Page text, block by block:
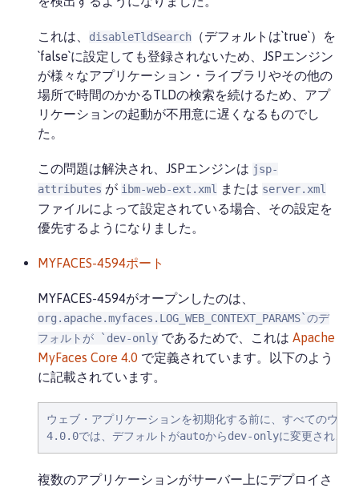
これは、 disableTldSearch （デフォルトは`true`）を
`false`に設定しても登録されないため、JSPエンジン
が様々なアプリケーション・ライブラリやその他の
場所で時間のかかるTLDの検索を続けるため、アプ
リケーションの起動が不用意に遅くなるものでし
た。
この問題は解決され、JSPエンジンは jsp-
attributes が ibm-web-ext.xml または server.xml
ファイルによって設定されている場合、その設定を
優先するようになりました。
MYFACES-4594ポート
MYFACES-4594がオープンしたのは、
org.apache.myfaces.LOG_WEB_CONTEXT_PARAMS`のデ
フォルトが `dev-only であるためで、これは Apache
MyFaces Core 4.0 で定義されています。以下のよう
に記載されています。
ウェブ・アプリケーションを初期化する前に、すべてのウ
4.0.0では、デフォルトがautoからdev-onlyに変更され、本
複数のアプリケーションがサーバー上にデプロイさ